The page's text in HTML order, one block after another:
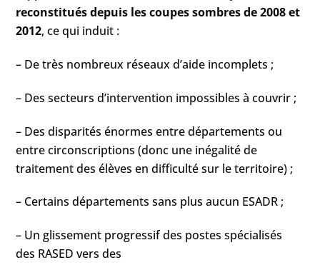
reconstitués depuis les coupes sombres de 2008 et
2012, ce qui induit :
– De très nombreux réseaux d’aide incomplets ;
– Des secteurs d’intervention impossibles à couvrir ;
– Des disparités énormes entre départements ou
entre circonscriptions (donc une inégalité de
traitement des élèves en difficulté sur le territoire) ;
– Certains départements sans plus aucun ESADR ;
– Un glissement progressif des postes spécialisés
des RASED vers des